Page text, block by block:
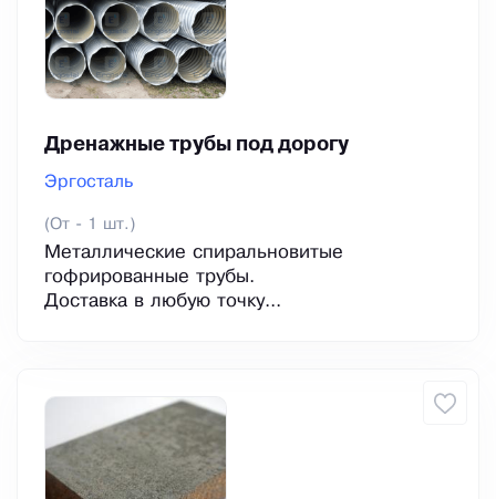
Дренажные трубы под дорогу
Эргосталь
(От - 1 шт.)
Металлические спиральновитые
гофрированные трубы.
Доставка в любую точку...